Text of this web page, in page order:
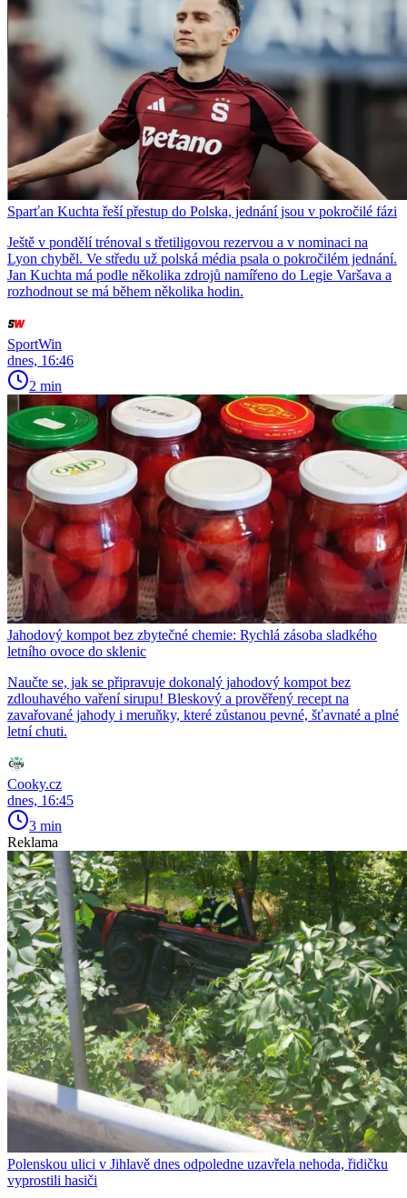
Sparťan Kuchta řeší přestup do Polska, jednání jsou v pokročilé fázi
Ještě v pondělí trénoval s třetiligovou rezervou a v nominaci na
Lyon chyběl. Ve středu už polská média psala o pokročilém jednání.
Jan Kuchta má podle několika zdrojů namířeno do Legie Varšava a
rozhodnout se má během několika hodin.
SportWin
dnes, 16:46
2 min
Jahodový kompot bez zbytečné chemie: Rychlá zásoba sladkého
letního ovoce do sklenic
Naučte se, jak se připravuje dokonalý jahodový kompot bez
zdlouhavého vaření sirupu! Bleskový a prověřený recept na
zavařované jahody i meruňky, které zůstanou pevné, šťavnaté a plné
letní chuti.
Cooky.cz
dnes, 16:45
3 min
Reklama
Polenskou ulici v Jihlavě dnes odpoledne uzavřela nehoda, řidičku
vyprostili hasiči